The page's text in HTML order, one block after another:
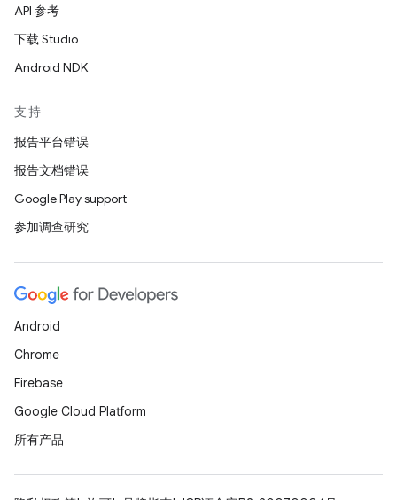
API 参考
下载 Studio
Android NDK
支持
报告平台错误
报告文档错误
Google Play support
参加调查研究
Android
Chrome
Firebase
Google Cloud Platform
所有产品